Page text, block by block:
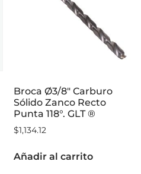
Broca Ø3/8″ Carburo
Sólido Zanco Recto
Punta 118°. GLT ®
$1,134.12
Añadir al carrito